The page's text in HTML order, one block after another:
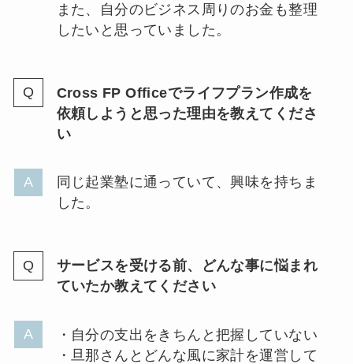
また、自分のビジネス周りのお金も整理
したいと思っていました。
Cross FP Officeでライフプラン作成を
依頼しようと思った理由を教えてくださ
い
同じ起業塾に通っていて、興味を持ちま
した。
サービスを受ける前、どんな事に悩まれ
ていたか教えてください
・自分の支出をきちんと把握していない
・旦那さんとどんな風に家計を運営して